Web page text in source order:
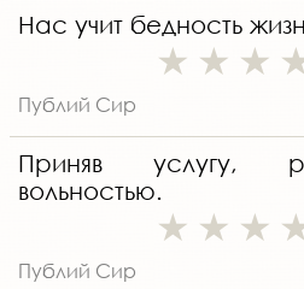
Нас учит бедность
Публий Сир
Приняв услугу,
вольностью.
Публий Сир